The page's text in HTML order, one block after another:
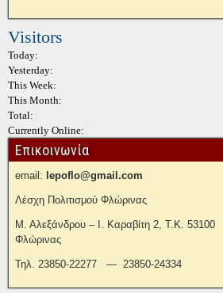
Visitors
Today:
Yesterday:
This Week:
This Month:
Total:
Currently Online:
Επικοινωνία
email: lepoflo@gmail.com
Λέσχη Πολιτισμού Φλώρινας
Μ. Αλεξάνδρου – Ι. Καραβίτη 2, Τ.Κ. 53100
Φλώρινας
Τηλ. 23850-22277 — 23850-24334